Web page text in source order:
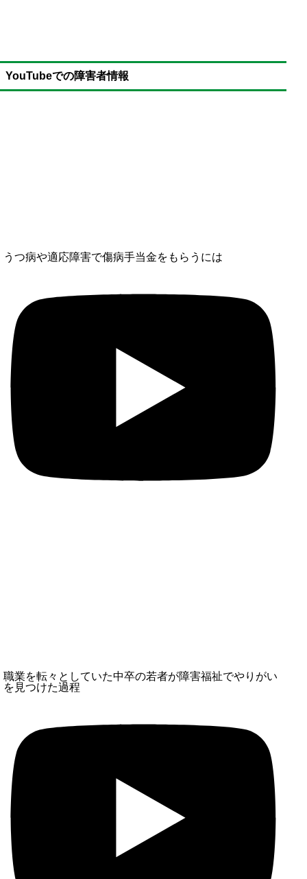
YouTubeでの障害者情報
うつ病や適応障害で傷病手当金をもらうには
職業を転々としていた中卒の若者が障害福祉でやりがい
を見つけた過程